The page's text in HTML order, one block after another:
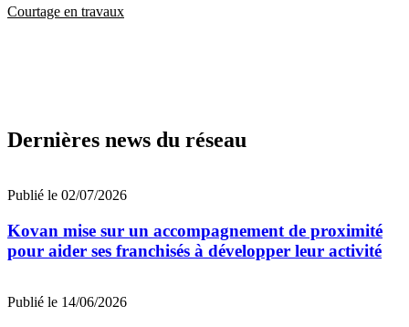
Courtage en travaux
Dernières news du réseau
Publié le 02/07/2026
Kovan mise sur un accompagnement de proximité
pour aider ses franchisés à développer leur activité
Publié le 14/06/2026